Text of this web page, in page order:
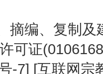
摘编、复制
可证
-7] [互联网宗